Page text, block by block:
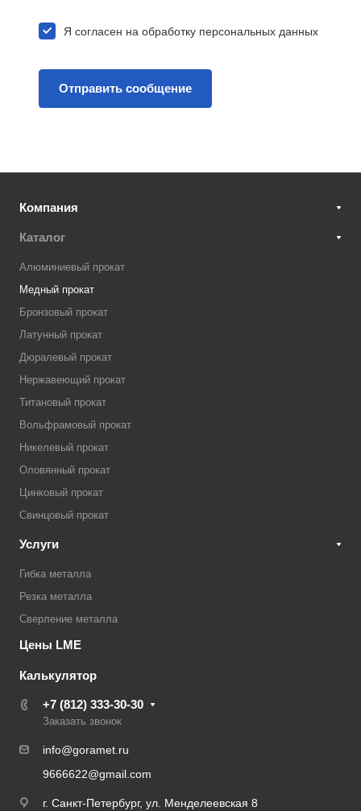
Я согласен на обработку персональных данных
Компания
Каталог
Алюминиевый прокат
Медный прокат
Бронзовый прокат
Латунный прокат
Дюралевый прокат
Нержавеющий прокат
Титановый прокат
Вольфрамовый прокат
Никелевый прокат
Оловянный прокат
Цинковый прокат
Свинцовый прокат
Услуги
Гибка металла
Резка металла
Сверление металла
Цены LME
Калькулятор
+7 (812) 333-30-30
Заказать звонок
info@goramet.ru
9666622@gmail.com
г. Санкт-Петербург, ул. Менделеевская 8